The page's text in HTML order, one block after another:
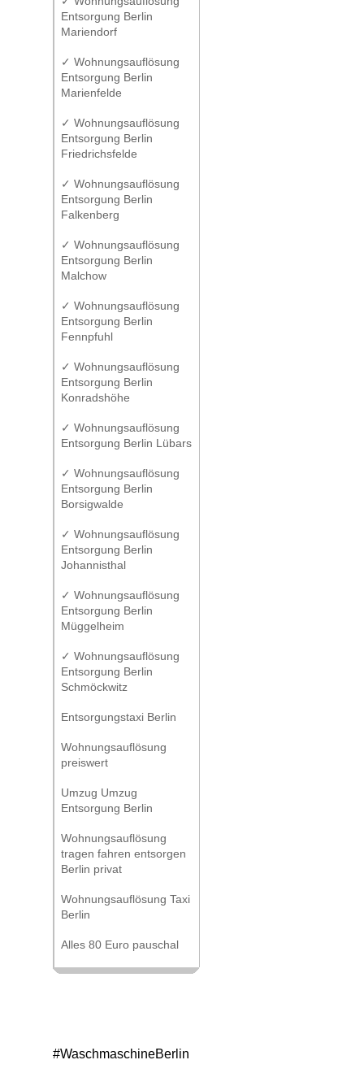
Entsorgung Berlin
Mariendorf
✓ Wohnungsauflösung
Entsorgung Berlin
Marienfelde
✓ Wohnungsauflösung
Entsorgung Berlin
Friedrichsfelde
✓ Wohnungsauflösung
Entsorgung Berlin
Falkenberg
✓ Wohnungsauflösung
Entsorgung Berlin
Malchow
✓ Wohnungsauflösung
Entsorgung Berlin
Fennpfuhl
✓ Wohnungsauflösung
Entsorgung Berlin
Konradshöhe
✓ Wohnungsauflösung
Entsorgung Berlin Lübars
✓ Wohnungsauflösung
Entsorgung Berlin
Borsigwalde
✓ Wohnungsauflösung
Entsorgung Berlin
Johannisthal
✓ Wohnungsauflösung
Entsorgung Berlin
Müggelheim
✓ Wohnungsauflösung
Entsorgung Berlin
Schmöckwitz
Entsorgungstaxi Berlin
Wohnungsauflösung
preiswert
Umzug Umzug
Entsorgung Berlin
Wohnungsauflösung
tragen fahren entsorgen
Berlin privat
Wohnungsauflösung Taxi
Berlin
Alles 80 Euro pauschal
#WaschmaschineBerlin